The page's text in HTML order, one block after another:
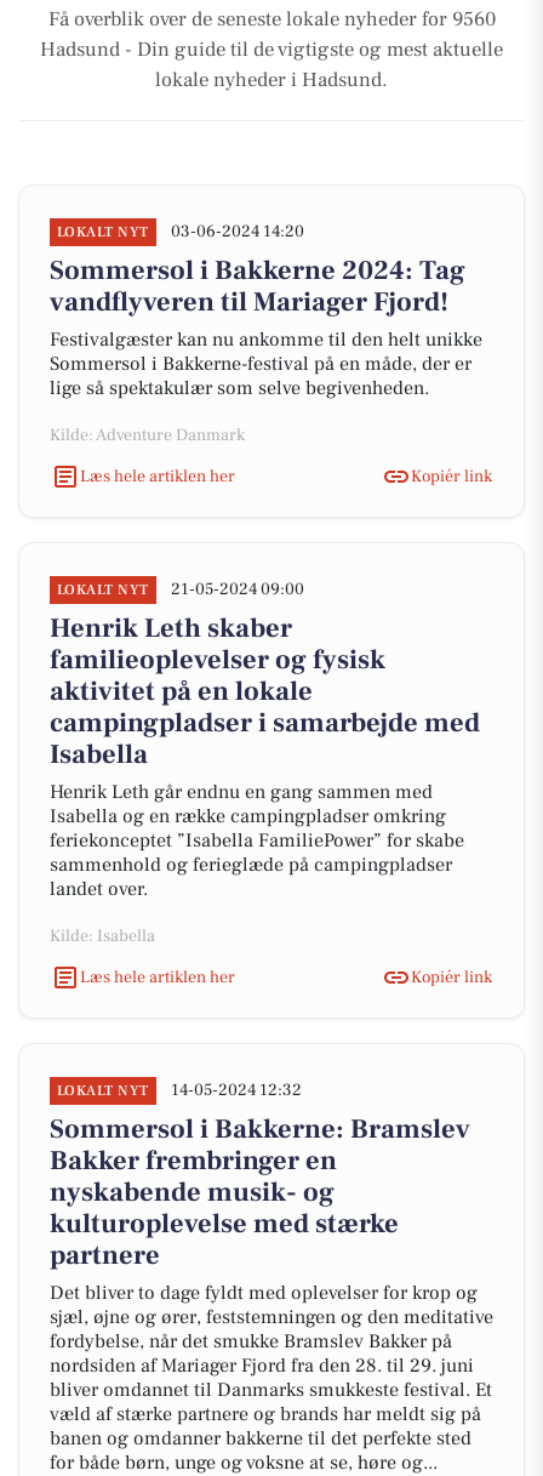
Få overblik over de seneste lokale nyheder for 9560
Hadsund - Din guide til de vigtigste og mest aktuelle
lokale nyheder i Hadsund.
LOKALT NYT 03-06-2024 14:20
Sommersol i Bakkerne 2024: Tag
vandflyveren til Mariager Fjord!
Festivalgæster kan nu ankomme til den helt unikke
Sommersol i Bakkerne-festival på en måde, der er
lige så spektakulær som selve begivenheden.
Kilde: Adventure Danmark
Læs hele artiklen her
Kopiér link
LOKALT NYT 21-05-2024 09:00
Henrik Leth skaber
familieoplevelser og fysisk
aktivitet på en lokale
campingpladser i samarbejde med
Isabella
Henrik Leth går endnu en gang sammen med
Isabella og en række campingpladser omkring
feriekonceptet ”Isabella FamiliePower” for skabe
sammenhold og ferieglæde på campingpladser
landet over.
Kilde: Isabella
Læs hele artiklen her
Kopiér link
LOKALT NYT 14-05-2024 12:32
Sommersol i Bakkerne: Bramslev
Bakker frembringer en
nyskabende musik- og
kulturoplevelse med stærke
partnere
Det bliver to dage fyldt med oplevelser for krop og
sjæl, øjne og ører, feststemningen og den meditative
fordybelse, når det smukke Bramslev Bakker på
nordsiden af Mariager Fjord fra den 28. til 29. juni
bliver omdannet til Danmarks smukkeste festival. Et
væld af stærke partnere og brands har meldt sig på
banen og omdanner bakkerne til det perfekte sted
for både børn, unge og voksne at se, høre og...